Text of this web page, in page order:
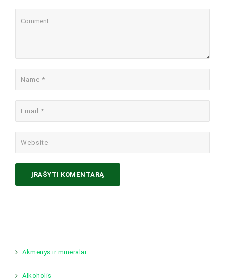
Akmenys ir mineralai
Alkoholis